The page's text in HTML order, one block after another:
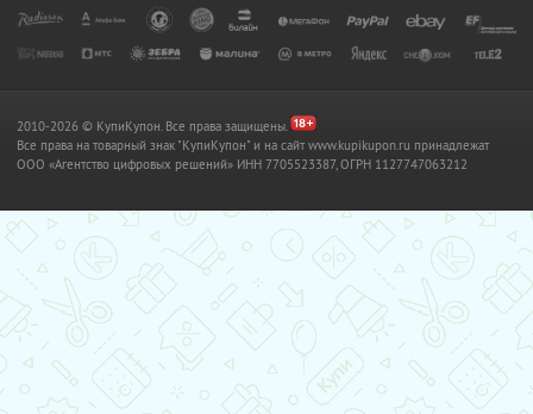
2010-2026 © КупиКупон. Все права защищены.
Все права на товарный знак "КупиКупон" и на сайт www.kupikupon.ru принадлежат
OOO «Агентство цифровых решений» ИНН 7705523387, ОГРН 1127747063212